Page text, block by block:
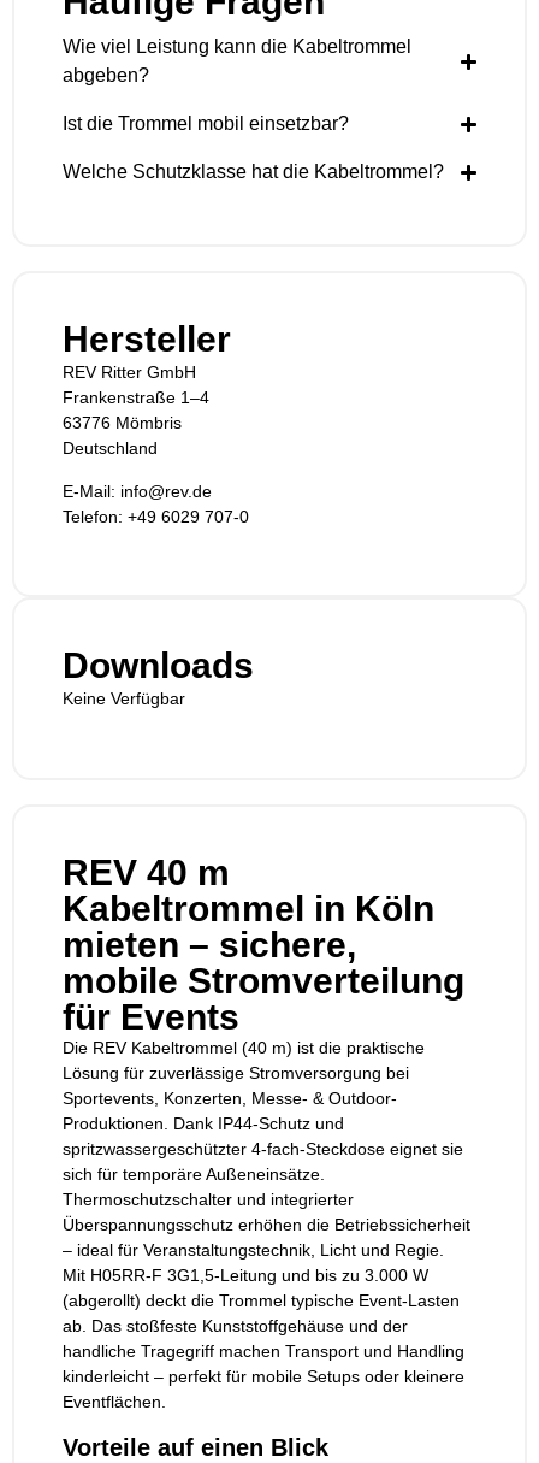
Wie viel Leistung kann die Kabeltrommel
abgeben?
Ist die Trommel mobil einsetzbar?
Welche Schutzklasse hat die Kabeltrommel?
Hersteller
REV Ritter GmbH
Frankenstraße 1–4
63776 Mömbris
Deutschland
E-Mail: info@rev.de
Telefon: +49 6029 707-0
Downloads
Keine Verfügbar
REV 40 m
Kabeltrommel in Köln
mieten – sichere,
mobile Stromverteilung
für Events
Die REV Kabeltrommel (40 m) ist die praktische
Lösung für zuverlässige Stromversorgung bei
Sportevents, Konzerten, Messe- & Outdoor-
Produktionen. Dank IP44-Schutz und
spritzwassergeschützter 4-fach-Steckdose eignet sie
sich für temporäre Außeneinsätze.
Thermoschutzschalter und integrierter
Überspannungsschutz erhöhen die Betriebssicherheit
– ideal für Veranstaltungstechnik, Licht und Regie.
Mit H05RR-F 3G1,5-Leitung und bis zu 3.000 W
(abgerollt) deckt die Trommel typische Event-Lasten
ab. Das stoßfeste Kunststoffgehäuse und der
handliche Tragegriff machen Transport und Handling
kinderleicht – perfekt für mobile Setups oder kleinere
Eventflächen.
Vorteile auf einen Blick